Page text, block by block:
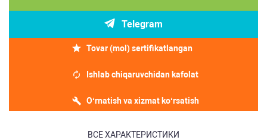
Telegram
Tovar (mol) sertifikatlangan
Ishlab chiqaruvchidan kafolat
O‘rnatish va xizmat ko‘rsatish
ВСЕ ХАРАКТЕРИСТИКИ